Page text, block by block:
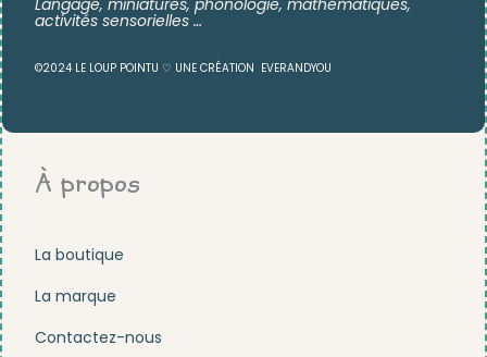
activités sensorielles …
©2024 LE LOUP POINTU ♡ UNE CRÉATION EVERANDYOU
À propos
La boutique
La marque
Contactez-nous